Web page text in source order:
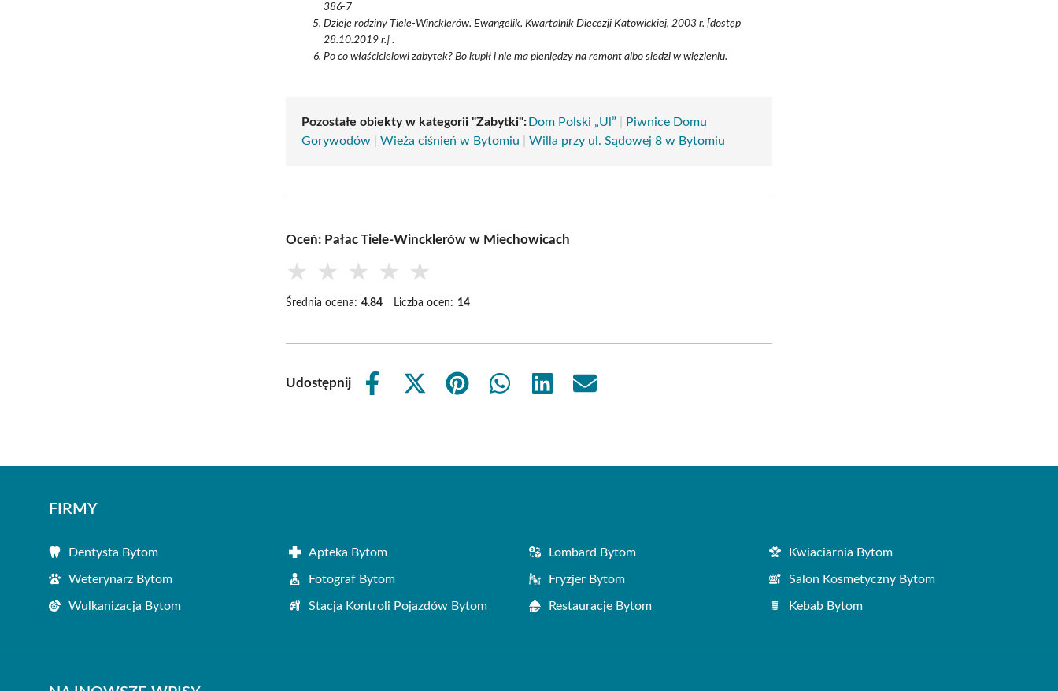
386-7
Dzieje rodziny Tiele-Wincklerów. Ewangelik. Kwartalnik Diecezji Katowickiej, 2003 r. [dostęp
28.10.2019 r.] .
Po co właścicielowi zabytek? Bo kupił i nie ma pieniędzy na remont albo siedzi w więzieniu.
Pozostałe obiekty w kategorii "Zabytki":Dom Polski „Ul”
Piwnice Domu
Gorywodów |Wieża ciśnień w Bytomiu |Willa przy ul. Sądowej 8 w Bytomiu
Oceń: Pałac Tiele-Wincklerów w Miechowicach
★ ★ ★ ★ ★
Średnia ocena: 4.84 Liczba ocen: 14
Udostępnij
Share
Share
Share
Share
Share
Share
FIRMY
Dentysta Bytom Apteka Bytom Lombard Bytom Kwiaciarnia Bytom
Weterynarz Bytom Fotograf Bytom Fryzjer Bytom Salon Kosmetyczny Bytom
Wulkanizacja Bytom Stacja Kontroli Pojazdów Bytom Restauracje Bytom Kebab Bytom